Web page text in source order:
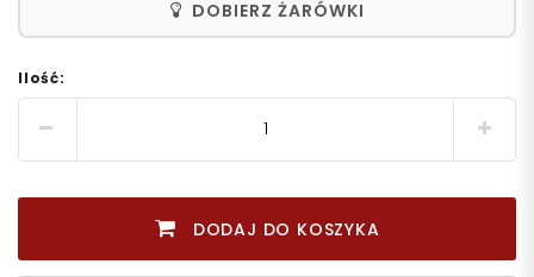
DOBIERZ ŻARÓWKI
Ilość:
DODAJ DO KOSZYKA